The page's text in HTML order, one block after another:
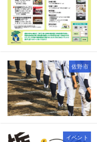
佐野市
イベント